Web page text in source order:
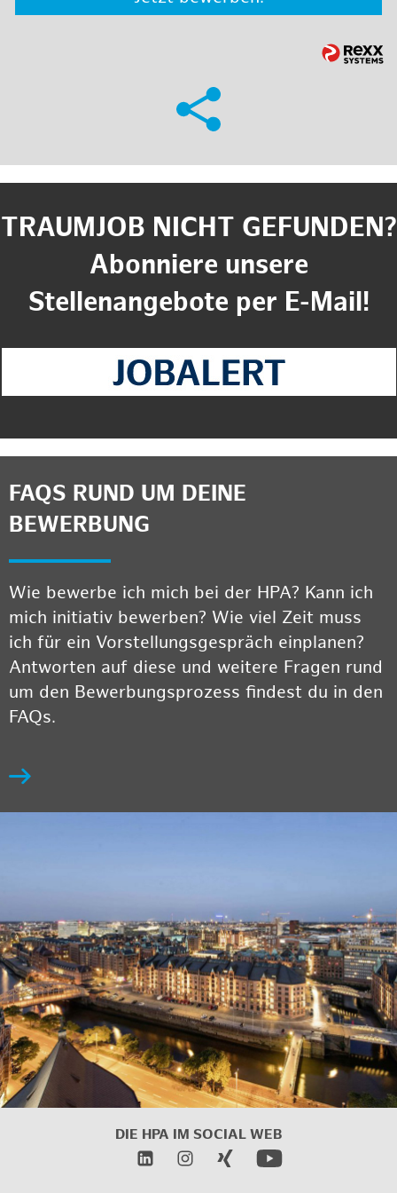
TRAUMJOB NICHT GEFUNDEN?
Abonniere unsere
Stellenangebote per E-Mail!
FAQS RUND UM DEINE
BEWERBUNG
Wie bewerbe ich mich bei der HPA? Kann ich
mich initiativ bewerben? Wie viel Zeit muss
ich für ein Vorstellungsgespräch einplanen?
Antworten auf diese und weitere Fragen rund
um den Bewerbungsprozess findest du in den
FAQs.
DIE HPA IM SOCIAL WEB